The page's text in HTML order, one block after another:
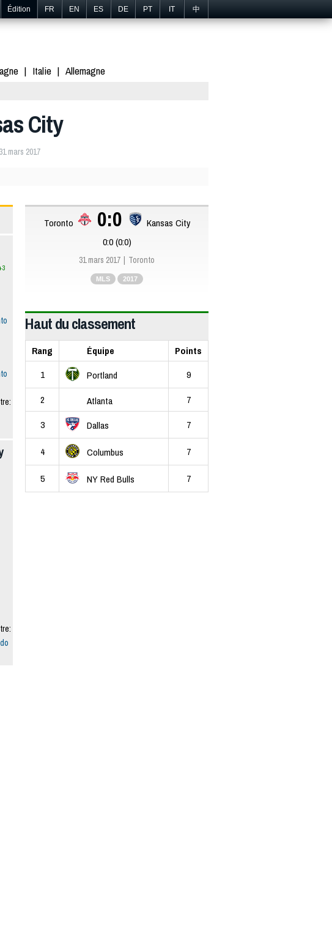
Édition FR EN ES DE PT IT 中
Italie
Allemagne
City
mars 2017
Toronto 0:0
Kansas City
0:0 (0:0)
31 mars 2017 Toronto
MLS 2017
Haut du classement
Rang Équipe
Points
1
Portland
9
2
Atlanta
7
3
Dallas 7
4 Columbus 7
5 NY Red Bulls 7